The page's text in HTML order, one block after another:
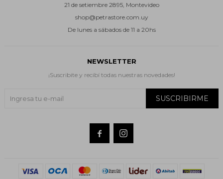
21 de setiembre 2895, Montevideo
shop@petrastore.com.uy
De lunes a sábados de 11 a 20hs
NEWSLETTER
¡Suscribite y recibí todas nuestras novedades!
SUSCRIBIRME
 